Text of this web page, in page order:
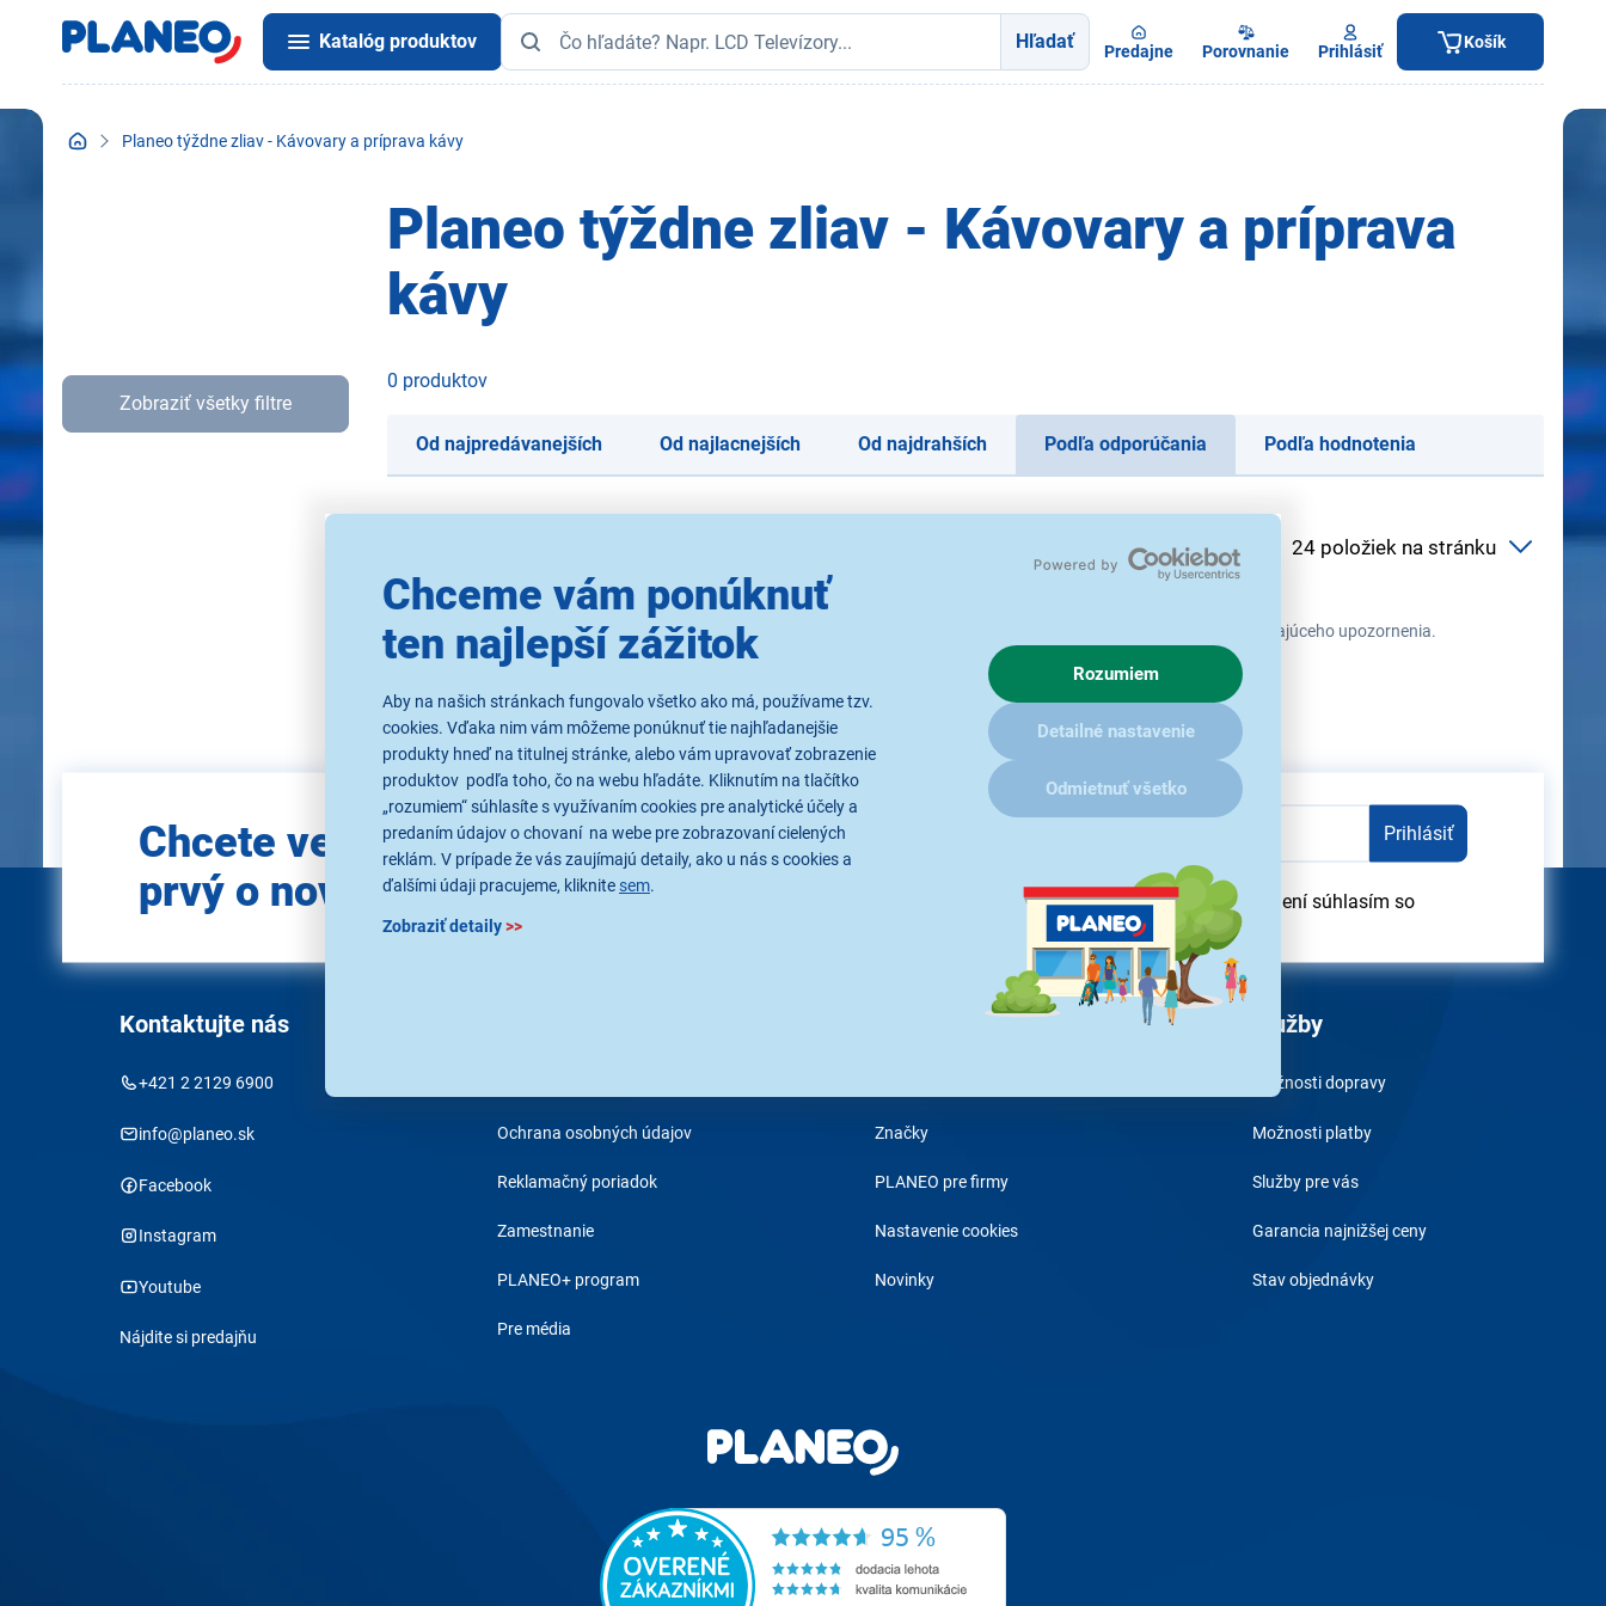
Chceme vám ponúknuť
ten najlepší zážitok
Aby na našich stránkach fungovalo všetko ako má, používame tzv.
cookies. Vďaka nim vám môžeme ponúknuť tie najhľadanejšie
produkty hneď na titulnej stránke, alebo vám upravovať zobrazenie
produktov podľa toho, čo na webu hľadáte. Kliknutím na tlačítko
„rozumiem“ súhlasíte s využívaním cookies pre analytické účely a
predaním údajov o chovaní na webe pre zobrazovaní cielených
reklám. V prípade že vás zaujímajú detaily, ako u nás s cookies a
ďalšími údaji pracujeme, kliknite sem.
Zobraziť detaily>>
Rozumiem
Detailné nastavenie
Odmietnuť všetko
Katalóg produktov Hľadať Predajne Porovnanie Prihlásiť Košík
Planeo týždne zliav - Kávovary a príprava kávy
Planeo týždne zliav - Kávovary a príprava
kávy
Zobraziť všetky filtre
0 produktov
Od najpredávanejších Od najlacnejších Od najdrahších Podľa odporúčania Podľa hodnotenia
Použité obrázky sú iba ilustratívne a technické špecifikácie sa môžu v priebehu času zmeniť bez predchádzajúceho upozornenia.
e-mail
Chcete vedieť ako
prvý o novinkách?
Radi by sme Vám posielali naše
akcie a jedinečné zľavy. Stačí zadať
Váš e-mail a je to :)
Prihlásiť
Prihlásením na odber obchodných oznámení súhlasím so
spracovaním osobných údajov
Kontaktujte nás
+421 2 2129 6900
info@planeo.sk
Facebook
Instagram
Youtube
Nájdite si predajňu
Ochrana osobných údajov
Reklamačný poriadok
Zamestnanie
PLANEO+ program
Pre média
Čo vás zaujíma
Značky
PLANEO pre firmy
Nastavenie cookies
Novinky
Služby
Možnosti dopravy
Možnosti platby
Služby pre vás
Garancia najnižšej ceny
Stav objednávky